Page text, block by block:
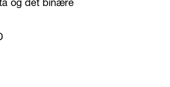
og det binære